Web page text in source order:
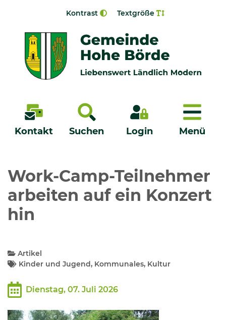
Kontrast Textgröße
Kontakt Suchen Login Menü
Menü
Bürgerservice - Onlinedienste
Neuigkeiten
Kommunalpolitik
Bildung und Soziales
Wirtschaft, Bauen, Verkehr
Work-Camp-Teilnehmer
arbeiten auf ein Konzert
hin
Artikel
Kinder und Jugend, Kommunales, Kultur
Dienstag, 07. Juli 2026